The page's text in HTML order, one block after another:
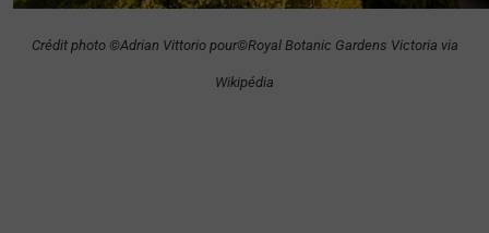
Crédit photo ©Adrian Vittorio pour©Royal Botanic Gardens Victoria via
Wikipédia